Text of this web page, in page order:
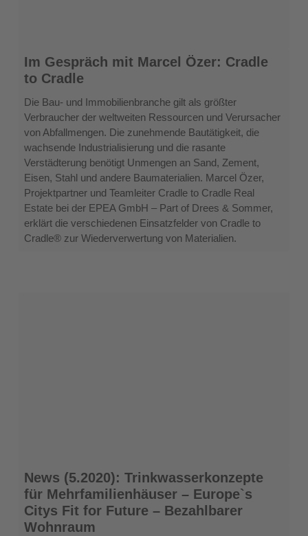
Im
Gespräch
mit
Marcel
Özer:
Cradle
Im Gespräch mit Marcel Özer: Cradle
to Cradle
Die Bau- und Immobilienbranche gilt als größter
Verbraucher der weltweiten Ressourcen und Verursacher
von Abfallmengen. Die zunehmende Bautätigkeit, die
wachsende Industrialisierung und die rasante
Verstädterung benötigt Unmengen an Sand, Zement,
Eisen, Stahl und andere Baumaterialien. Marcel Özer,
Projektpartner und Teamleiter Cradle to Cradle Real
Estate bei der EPEA GmbH – Part of Drees & Sommer,
erklärt die verschiedenen Einsatzfelder von Cradle to
Cradle® zur Wiederverwertung von Materialien.
News
(5.2020):
Trinkwasserkonzepte
für
Mehrfamilienhäuser
News (5.2020): Trinkwasserkonzepte
für Mehrfamilienhäuser – Europe`s
Citys Fit for Future – Bezahlbarer
Wohnraum